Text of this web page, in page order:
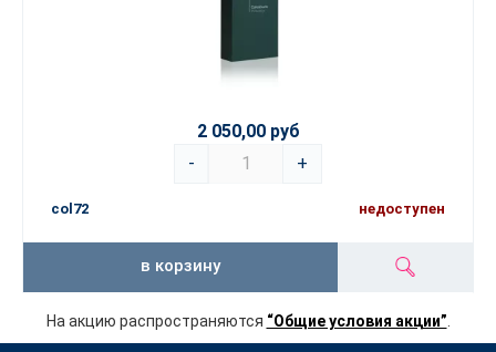
2 050,00 руб
-
+
col72 недоступен
в корзину
На акцию распространяются “Общие условия акции”.